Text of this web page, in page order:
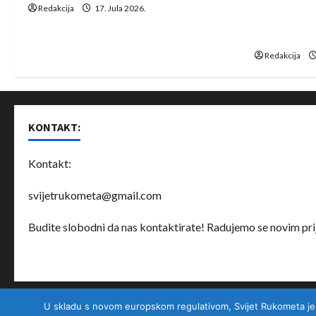
o
Redakcija 17. Jula 2026.
Redakcija
KONTAKT:
Kontakt:
svijetrukometa@gmail.com
Budite slobodni da nas kontaktirate! Radujemo se novim
O nama Partneri Uslovi korištenja Privatnost korisnika
U skladu s novom europskom regulativom, Svijet Rukometa